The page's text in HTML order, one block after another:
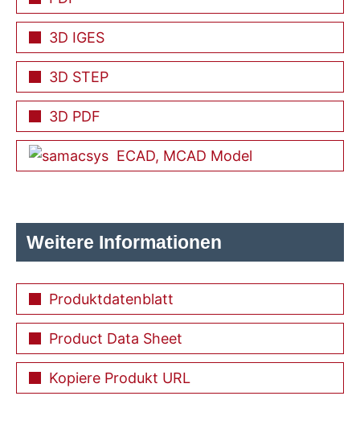
3D IGES
3D STEP
3D PDF
ECAD, MCAD Model
Weitere Informationen
Produktdatenblatt
Product Data Sheet
Kopiere Produkt URL